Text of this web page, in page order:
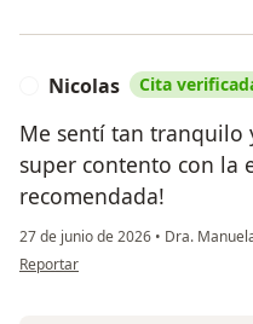
Nicolas Cita
Me sentí tan tranquilo
super contento con la
recomendada!
27 de junio de 2026 • Dra.
en opinión del usuario Nicolas
Reportar